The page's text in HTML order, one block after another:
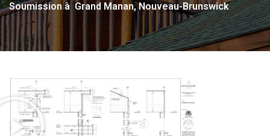
Soumission à Grand Manan, Nouveau-Brunswick